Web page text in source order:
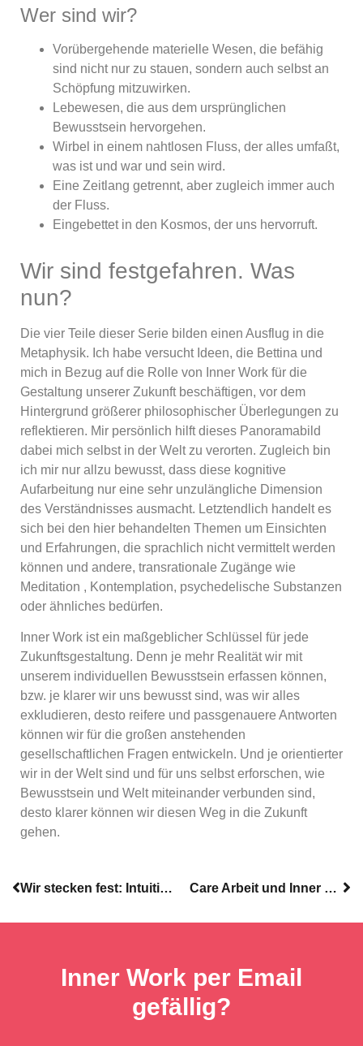
Wer sind wir?
Vorübergehende materielle Wesen, die befähig
sind nicht nur zu stauen, sondern auch selbst an
Schöpfung mitzuwirken.
Lebewesen, die aus dem ursprünglichen
Bewusstsein hervorgehen.
Wirbel in einem nahtlosen Fluss, der alles umfaßt,
was ist und war und sein wird.
Eine Zeitlang getrennt, aber zugleich immer auch
der Fluss.
Eingebettet in den Kosmos, der uns hervorruft.
Wir sind festgefahren. Was
nun?
Die vier Teile dieser Serie bilden einen Ausflug in die
Metaphysik. Ich habe versucht Ideen, die Bettina und
mich in Bezug auf die Rolle von Inner Work für die
Gestaltung unserer Zukunft beschäftigen, vor dem
Hintergrund größerer philosophischer Überlegungen zu
reflektieren. Mir persönlich hilft dieses Panoramabild
dabei mich selbst in der Welt zu verorten. Zugleich bin
ich mir nur allzu bewusst, dass diese kognitive
Aufarbeitung nur eine sehr unzulängliche Dimension
des Verständnisses ausmacht. Letztendlich handelt es
sich bei den hier behandelten Themen um Einsichten
und Erfahrungen, die sprachlich nicht vermittelt werden
können und andere, transrationale Zugänge wie
Meditation , Kontemplation, psychedelische Substanzen
oder ähnliches bedürfen.
Inner Work ist ein maßgeblicher Schlüssel für jede
Zukunftsgestaltung. Denn je mehr Realität wir mit
unserem individuellen Bewusstsein erfassen können,
bzw. je klarer wir uns bewusst sind, was wir alles
exkludieren, desto reifere und passgenauere Antworten
können wir für die großen anstehenden
gesellschaftlichen Fragen entwickeln. Und je orientierter
wir in der Welt sind und für uns selbst erforschen, wie
Bewusstsein und Welt miteinander verbunden sind,
desto klarer können wir diesen Weg in die Zukunft
gehen.
Wir stecken fest: Intuition, Purpose und Multiperspektivität. Teil 3 Care Arbeit und Inner Work
Inner Work per Email
gefällig?